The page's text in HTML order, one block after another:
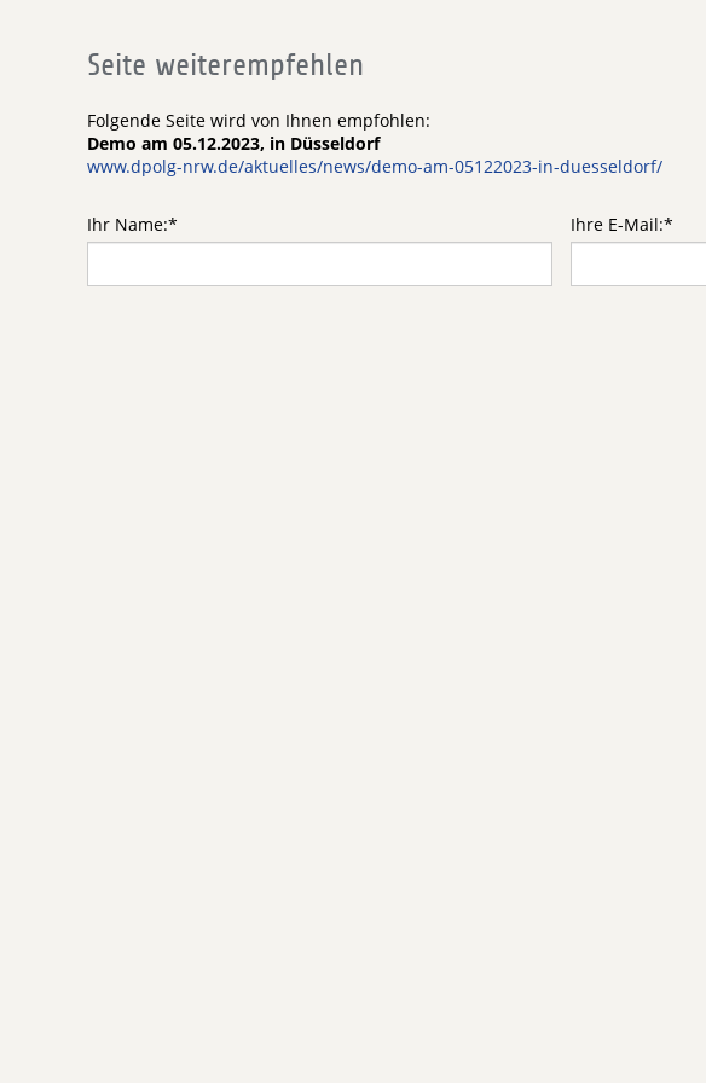
Seite weiterempfehlen
Folgende Seite wird von Ihnen empfohlen:
Demo am 05.12.2023, in Düsseldorf
www.dpolg-nrw.de/aktuelles/news/demo-am-05122023-in-duesseldorf/
Ihr Name:* Ihre E-Mail:*